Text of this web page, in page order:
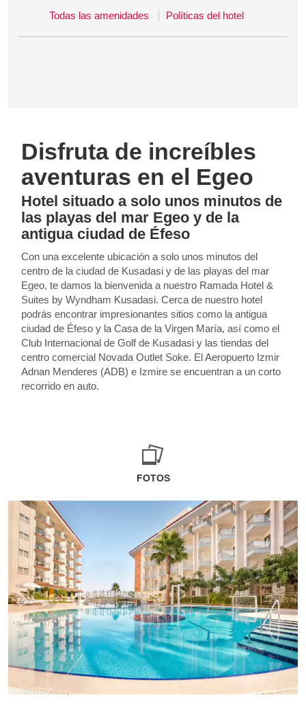
Todas las amenidades Políticas del hotel
Disfruta de increíbles
aventuras en el Egeo
Hotel situado a solo unos minutos de
las playas del mar Egeo y de la
antigua ciudad de Éfeso
Con una excelente ubicación a solo unos minutos del
centro de la ciudad de Kusadasi y de las playas del mar
Egeo, te damos la bienvenida a nuestro Ramada Hotel &
Suites by Wyndham Kusadasi. Cerca de nuestro hotel
podrás encontrar impresionantes sitios como la antigua
ciudad de Éfeso y la Casa de la Virgen María, así como el
Club Internacional de Golf de Kusadasi y las tiendas del
centro comercial Novada Outlet Soke. El Aeropuerto Izmir
Adnan Menderes (ADB) e Izmire se encuentran a un corto
recorrido en auto.
FOTOS